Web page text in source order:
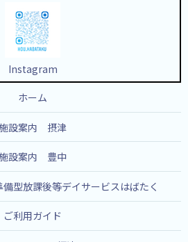
Instagram
ホーム
設案内 摂津
設案内 豊中
型放課後等デイサービスはばたく
ご利用ガイド